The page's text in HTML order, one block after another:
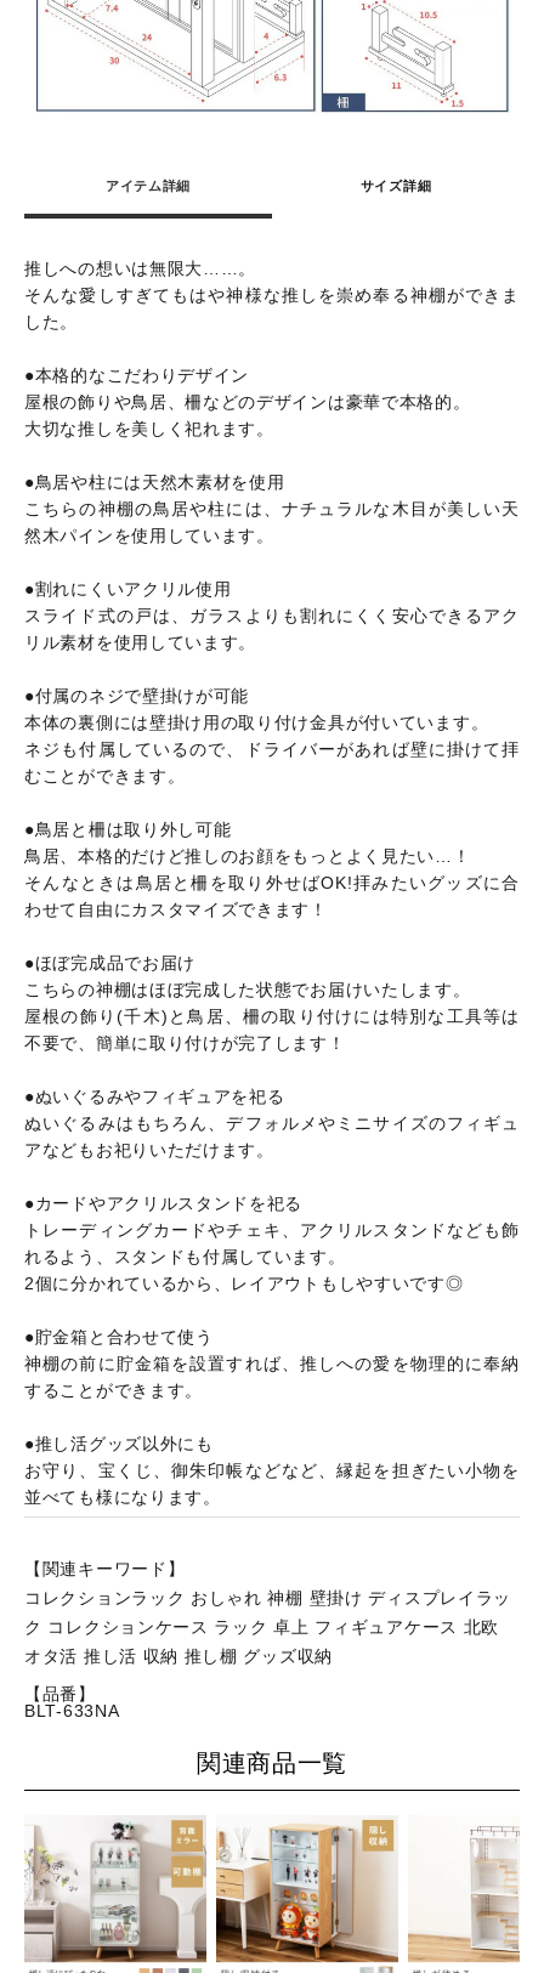
アイテム詳細 サイズ詳細
推しへの想いは無限大……。
そんな愛しすぎてもはや神様な推しを崇め奉る神棚ができま
した。
●本格的なこだわりデザイン
屋根の飾りや鳥居、柵などのデザインは豪華で本格的。
大切な推しを美しく祀れます。
●鳥居や柱には天然木素材を使用
こちらの神棚の鳥居や柱には、ナチュラルな木目が美しい天
然木パインを使用しています。
●割れにくいアクリル使用
スライド式の戸は、ガラスよりも割れにくく安心できるアク
リル素材を使用しています。
●付属のネジで壁掛けが可能
本体の裏側には壁掛け用の取り付け金具が付いています。
ネジも付属しているので、ドライバーがあれば壁に掛けて拝
むことができます。
●鳥居と柵は取り外し可能
鳥居、本格的だけど推しのお顔をもっとよく見たい…！
そんなときは鳥居と柵を取り外せばOK!拝みたいグッズに合
わせて自由にカスタマイズできます！
●ほぼ完成品でお届け
こちらの神棚はほぼ完成した状態でお届けいたします。
屋根の飾り(千木)と鳥居、柵の取り付けには特別な工具等は
不要で、簡単に取り付けが完了します！
●ぬいぐるみやフィギュアを祀る
ぬいぐるみはもちろん、デフォルメやミニサイズのフィギュ
アなどもお祀りいただけます。
●カードやアクリルスタンドを祀る
トレーディングカードやチェキ、アクリルスタンドなども飾
れるよう、スタンドも付属しています。
2個に分かれているから、レイアウトもしやすいです◎
●貯金箱と合わせて使う
神棚の前に貯金箱を設置すれば、推しへの愛を物理的に奉納
することができます。
●推し活グッズ以外にも
お守り、宝くじ、御朱印帳などなど、縁起を担ぎたい小物を
並べても様になります。
【関連キーワード】
コレクションラック おしゃれ 神棚 壁掛け ディスプレイラッ
ク コレクションケース ラック 卓上 フィギュアケース 北欧
オタ活 推し活 収納 推し棚 グッズ収納
【品番】
BLT-633NA
関連商品一覧